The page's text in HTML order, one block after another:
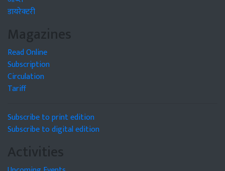
डायरेक्टरी
Magazines
Read Online
Subscription
Circulation
Tariff
Subscribe to print edition
Subscribe to digital edition
Activities